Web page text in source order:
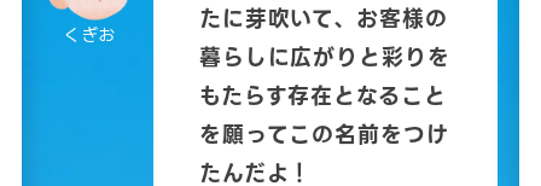
くぎお
たに芽吹いて、お客様の
暮らしに広がりと彩りを
もたらす存在となること
を願ってこの名前をつけ
たんだよ！